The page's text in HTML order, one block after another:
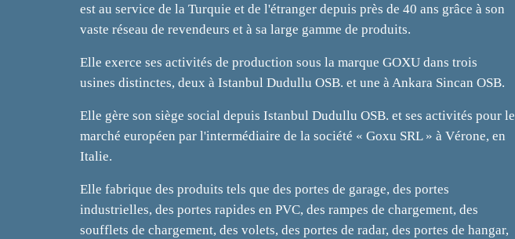
est au service de la Turquie et de l'étranger depuis près de 40 ans grâce à son
vaste réseau de revendeurs et à sa large gamme de produits.
Elle exerce ses activités de production sous la marque GOXU dans trois
usines distinctes, deux à Istanbul Dudullu OSB. et une à Ankara Sincan OSB.
Elle gère son siège social depuis Istanbul Dudullu OSB. et ses activités pour le
marché européen par l'intermédiaire de la société « Goxu SRL » à Vérone, en
Italie.
Elle fabrique des produits tels que des portes de garage, des portes
industrielles, des portes rapides en PVC, des rampes de chargement, des
soufflets de chargement, des volets, des portes de radar, des portes de hangar,